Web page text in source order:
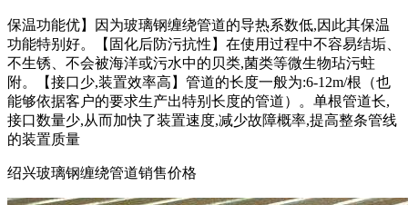
保温功能优】因为玻璃钢缠绕管道的导热系数低,因此其保温
功能特别好。【固化后防污抗性】在使用过程中不容易结垢、
不生锈、不会被海洋或污水中的贝类,菌类等微生物玷污蛀
附。【接口少,装置效率高】管道的长度一般为:6-12m/根（也
能够依据客户的要求生产出特别长度的管道）。单根管道长,
接口数量少,从而加快了装置速度,减少故障概率,提高整条管线
的装置质量
绍兴玻璃钢缠绕管道销售价格